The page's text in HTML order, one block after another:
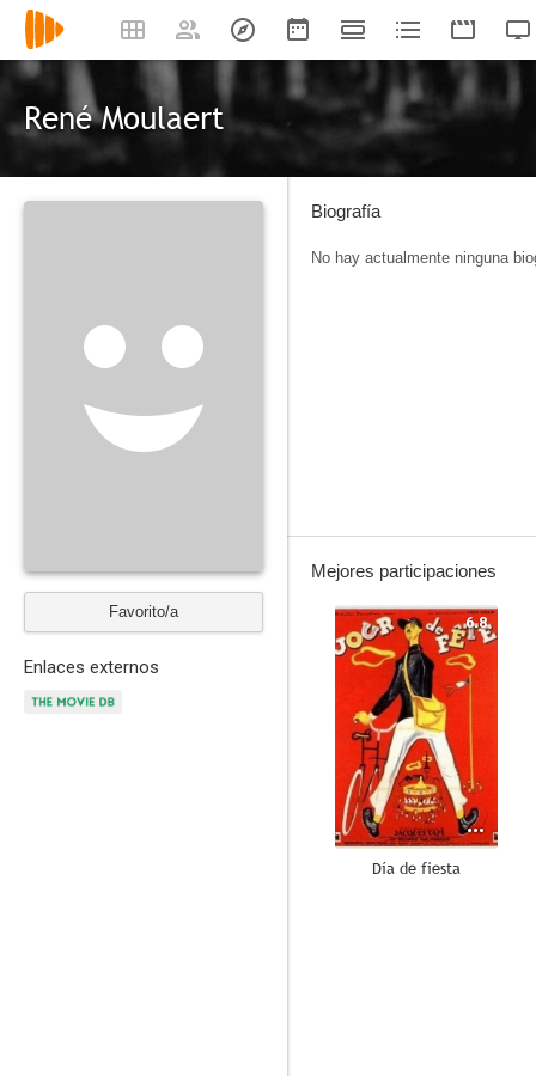
René Moulaert
Favorito/a
Enlaces externos
Biografía
No hay actualmente ninguna
Mejores participaciones
6.8
Día de fiesta